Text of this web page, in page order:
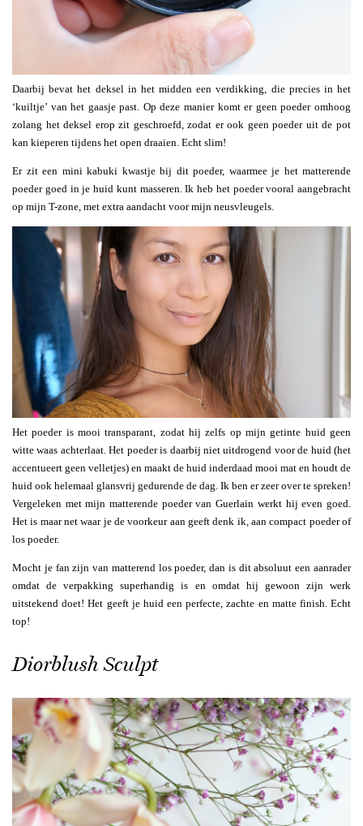
Daarbij bevat het deksel in het midden een verdikking, die precies in het
‘kuiltje’ van het gaasje past. Op deze manier komt er geen poeder omhoog
zolang het deksel erop zit geschroefd, zodat er ook geen poeder uit de pot
kan kieperen tijdens het open draaien. Echt slim!
Er zit een mini kabuki kwastje bij dit poeder, waarmee je het matterende
poeder goed in je huid kunt masseren. Ik heb het poeder vooral aangebracht
op mijn T-zone, met extra aandacht voor mijn neusvleugels.
Het poeder is mooi transparant, zodat hij zelfs op mijn getinte huid geen
witte waas achterlaat. Het poeder is daarbij niet uitdrogend voor de huid (het
accentueert geen velletjes) en maakt de huid inderdaad mooi mat en houdt de
huid ook helemaal glansvrij gedurende de dag. Ik ben er zeer over te spreken!
Vergeleken met mijn matterende poeder van Guerlain werkt hij even goed.
Het is maar net waar je de voorkeur aan geeft denk ik, aan compact poeder of
los poeder.
Mocht je fan zijn van matterend los poeder, dan is dit absoluut een aanrader
omdat de verpakking superhandig is en omdat hij gewoon zijn werk
uitstekend doet! Het geeft je huid een perfecte, zachte en matte finish. Echt
top!
Diorblush Sculpt